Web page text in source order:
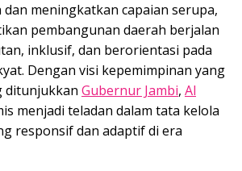
meningkatkan capaian serupa,
pembangunan daerah berjalan
inklusif, dan berorientasi pada
Dengan visi kepemimpinan yang
ditunjukkan Gubernur Jambi, Al
menjadi teladan dalam tata kelola
responsif dan adaptif di era